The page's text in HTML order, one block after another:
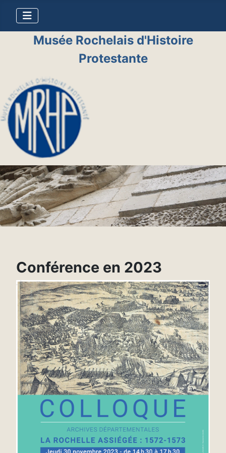
Musée Rochelais d'Histoire
Protestante
Conférence en 2023